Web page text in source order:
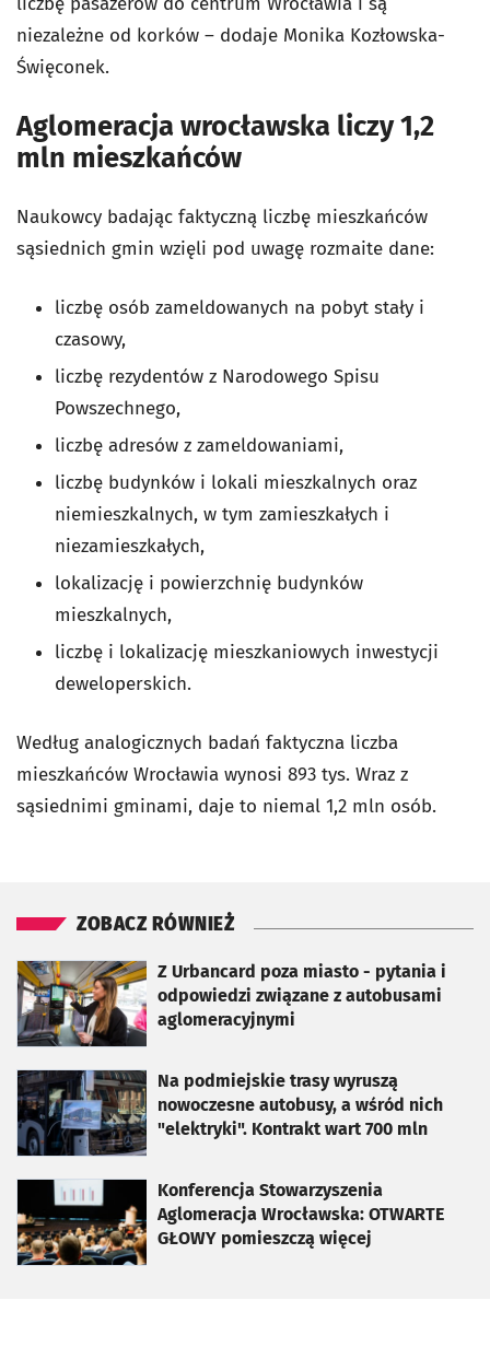
niezależne od korków – dodaje Monika Kozłowska-
Święconek.
Aglomeracja wrocławska liczy 1,2
mln mieszkańców
Naukowcy badając faktyczną liczbę mieszkańców
sąsiednich gmin wzięli pod uwagę rozmaite dane:
liczbę osób zameldowanych na pobyt stały i
czasowy,
liczbę rezydentów z Narodowego Spisu
Powszechnego,
liczbę adresów z zameldowaniami,
liczbę budynków i lokali mieszkalnych oraz
niemieszkalnych, w tym zamieszkałych i
niezamieszkałych,
lokalizację i powierzchnię budynków
mieszkalnych,
liczbę i lokalizację mieszkaniowych inwestycji
deweloperskich.
Według analogicznych badań faktyczna liczba
mieszkańców Wrocławia wynosi 893 tys. Wraz z
sąsiednimi gminami, daje to niemal 1,2 mln osób.
ZOBACZ RÓWNIEŻ
Z Urbancard poza miasto - pytania i
odpowiedzi związane z autobusami
aglomeracyjnymi
otworzy się w nowej karcie
Na podmiejskie trasy wyruszą
nowoczesne autobusy, a wśród nich
"elektryki". Kontrakt wart 700 mln
otworzy się w nowej karcie
Konferencja Stowarzyszenia
Aglomeracja Wrocławska: OTWARTE
GŁOWY pomieszczą więcej
otworzy się w nowej karcie